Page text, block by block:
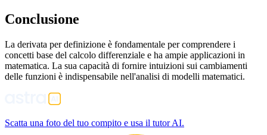
Conclusione
La derivata per definizione è fondamentale per comprendere i
concetti base del calcolo differenziale e ha ampie applicazioni in
matematica. La sua capacità di fornire intuizioni sui cambiamenti
delle funzioni è indispensabile nell'analisi di modelli matematici.
Scatta una foto del tuo compito e usa il tutor AI.